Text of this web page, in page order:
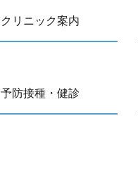
クリニック案内
予防接種・健診